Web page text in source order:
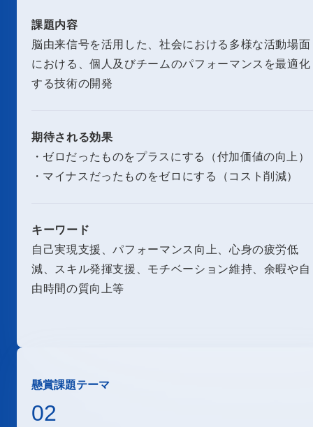
課題内容
脳由来信号を活用した、社会における多様な活動場面
における、個人及びチームのパフォーマンスを最適化
する技術の開発
期待される効果
ゼロだったものをプラスにする（付加価値の向上）
マイナスだったものをゼロにする（コスト削減）
キーワード
自己実現支援、パフォーマンス向上、心身の疲労低
減、スキル発揮支援、モチベーション維持、余暇や自
由時間の質向上等
懸賞課題テーマ
02